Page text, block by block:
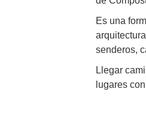
Es una
senderos,
Llegar
lugares